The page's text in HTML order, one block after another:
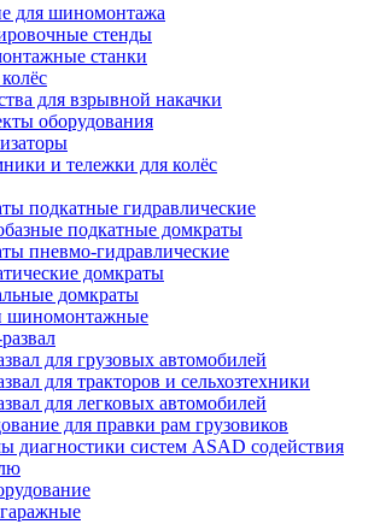
для шиномонтажа
стенды
станки
для взрывной накачки
оборудования
и тележки для колёс
подкатные гидравлические
подкатные домкраты
пневмо-гидравлические
домкраты
домкраты
шиномонтажные
для грузовых автомобилей
для тракторов и сельхозтехники
для легковых автомобилей
для правки рам грузовиков
диагностики систем ASAD содействия